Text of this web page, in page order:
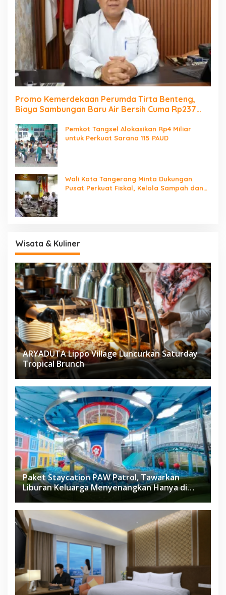
Promo Kemerdekaan Perumda Tirta Benteng,
Biaya Sambungan Baru Air Bersih Cuma Rp237
Pemkot Tangsel Alokasikan Rp4 Miliar
untuk Perkuat Sarana 115 PAUD
Wali Kota Tangerang Minta Dukungan
Pusat Perkuat Fiskal, Kelola Sampah dan
Wisata & Kuliner
ARYADUTA Lippo Village Luncurkan Saturday
Tropical Brunch
Paket Staycation PAW Patrol, Tawarkan
Liburan Keluarga Menyenangkan Hanya di
Herloom Hotel BSD